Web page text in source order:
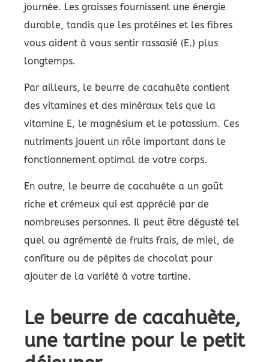
journée. Les graisses fournissent une énergie
durable, tandis que les protéines et les fibres
vous aident à vous sentir rassasié (E.) plus
longtemps.
Par ailleurs, le beurre de cacahuète contient
des vitamines et des minéraux tels que la
vitamine E, le magnésium et le potassium. Ces
nutriments jouent un rôle important dans le
fonctionnement optimal de votre corps.
En outre, le beurre de cacahuète a un goût
riche et crémeux qui est apprécié par de
nombreuses personnes. Il peut être dégusté tel
quel ou agrémenté de fruits frais, de miel, de
confiture ou de pépites de chocolat pour
ajouter de la variété à votre tartine.
Le beurre de cacahuète,
une tartine pour le petit